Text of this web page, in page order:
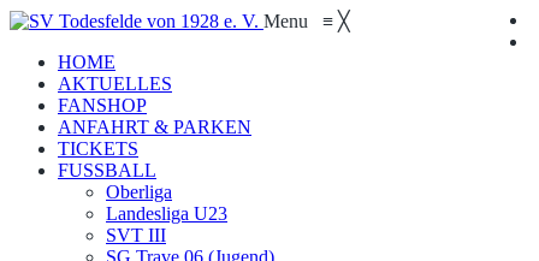
Menu ≡ ╳
HOME
AKTUELLES
FANSHOP
ANFAHRT & PARKEN
TICKETS
FUSSBALL
Oberliga
Landesliga U23
SVT III
SG Trave 06 (Jugend)